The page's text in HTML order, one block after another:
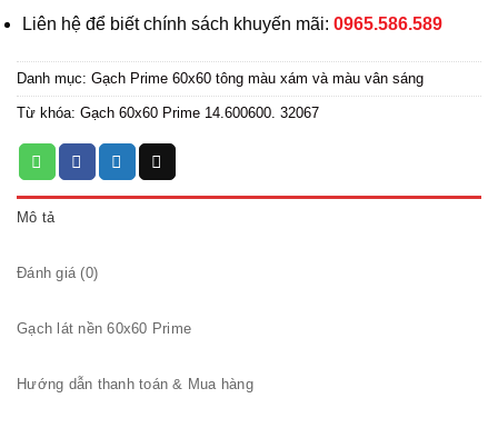
Liên hệ để biết chính sách khuyến mãi: 0965.586.589
Danh mục: Gạch Prime 60x60 tông màu xám và màu vân sáng
Từ khóa: Gạch 60x60 Prime 14.600600. 32067
Mô tả
Đánh giá (0)
Gạch lát nền 60x60 Prime
Hướng dẫn thanh toán & Mua hàng